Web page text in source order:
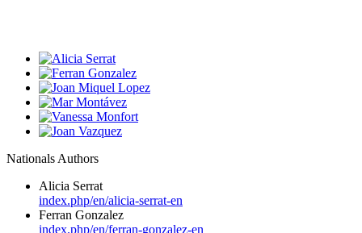
Nationals Authors
Alicia Serrat
index.php/en/alicia-serrat-en
Ferran Gonzalez
index.php/en/ferran-gonzalez-en